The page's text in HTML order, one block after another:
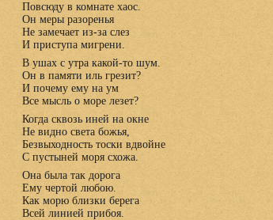
Повсюду в комнате хаос.
Он меры разоренья
Не замечает из-за слез
И приступа мигрени.
В ушах с утра какой-то шум.
Он в памяти иль грезит?
И почему ему на ум
Bсе мысль о море лезет?
Когда сквозь иней на окне
Не видно света божья,
Безвыходность тоски вдвойне
С пустыней моря схожа.
Она была так дорога
Ему чертой любою.
Как морю близки берега
Bсей линией прибоя.